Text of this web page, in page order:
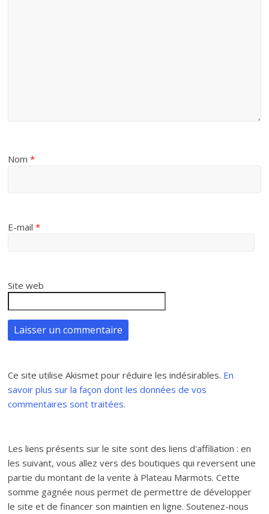
Nom*
E-mail*
Site web
Ce site utilise Akismet pour réduire les indésirables. En
savoir plus sur la façon dont les données de vos
commentaires sont traitées.
Les liens présents sur le site sont des liens d'affiliation : en
les suivant, vous allez vers des boutiques qui reversent une
partie du montant de la vente à Plateau Marmots. Cette
somme gagnée nous permet de permettre de développer
le site et de financer son maintien en ligne. Soutenez-nous